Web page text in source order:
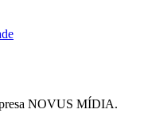
NOVUS MÍDIA.